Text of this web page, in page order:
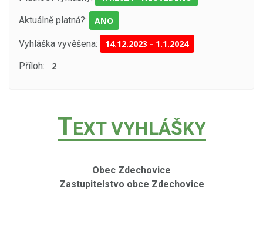
Aktuálně platná?: ANO
Vyhláška vyvěšena: 14.12.2023 - 1.1.2024
Příloh: 2
TEXT VYHLÁŠKY
Obec Zdechovice
Zastupitelstvo obce Zdechovice